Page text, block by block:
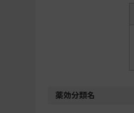
薬効分類名